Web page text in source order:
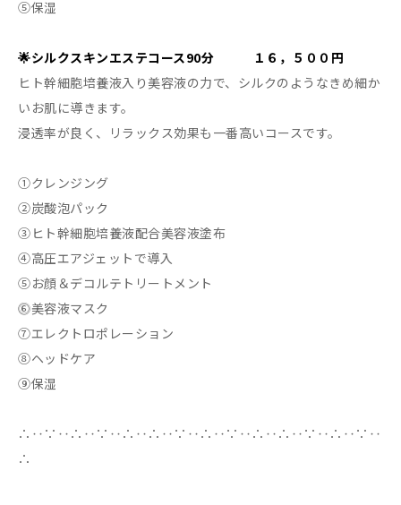
⑤保湿
🌟シルクスキンエステコース90分 １６，５００円
ヒト幹細胞培養液入り美容液の力で、シルクのようなきめ細か
いお肌に導きます。
浸透率が良く、リラックス効果も一番高いコースです。
①クレンジング
②炭酸泡パック
③ヒト幹細胞培養液配合美容液塗布
④高圧エアジェットで導入
⑤お顔＆デコルテトリートメント
⓺美容液マスク
⑦エレクトロポレーション
⑧ヘッドケア
⑨保湿
∴‥∵‥∴‥∵‥∴‥∴‥∵‥∴‥∵‥∴‥∴‥∵‥∴‥∵‥
∴